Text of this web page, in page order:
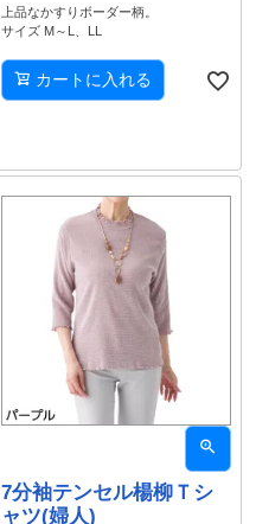
上品なかすりボーダー柄。
サイズ M～L、LL
カートに入れる
7分袖テンセル楊柳Ｔシ
ャツ(婦人)